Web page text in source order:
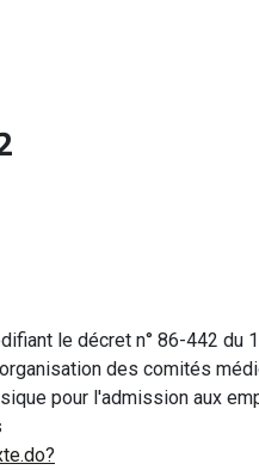
le décret n° 86-442 du
des comités
pour l'admission aux